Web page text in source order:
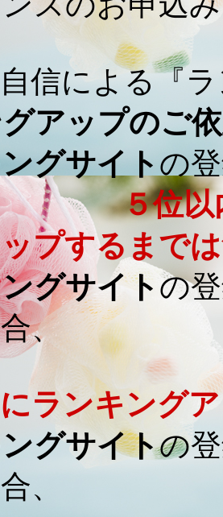
自信による『
アップのご
グサイト の
５位
プするまで
グサイト の
、
ランキング
グサイトの
、